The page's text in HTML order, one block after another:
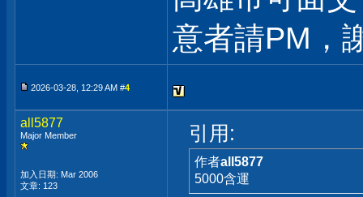
意者請PM，
2026-03-28, 12:29 AM #4
all5877
Major Member
加入日期: Mar 2006
文章: 123
引用:
作者all5877
5000含運